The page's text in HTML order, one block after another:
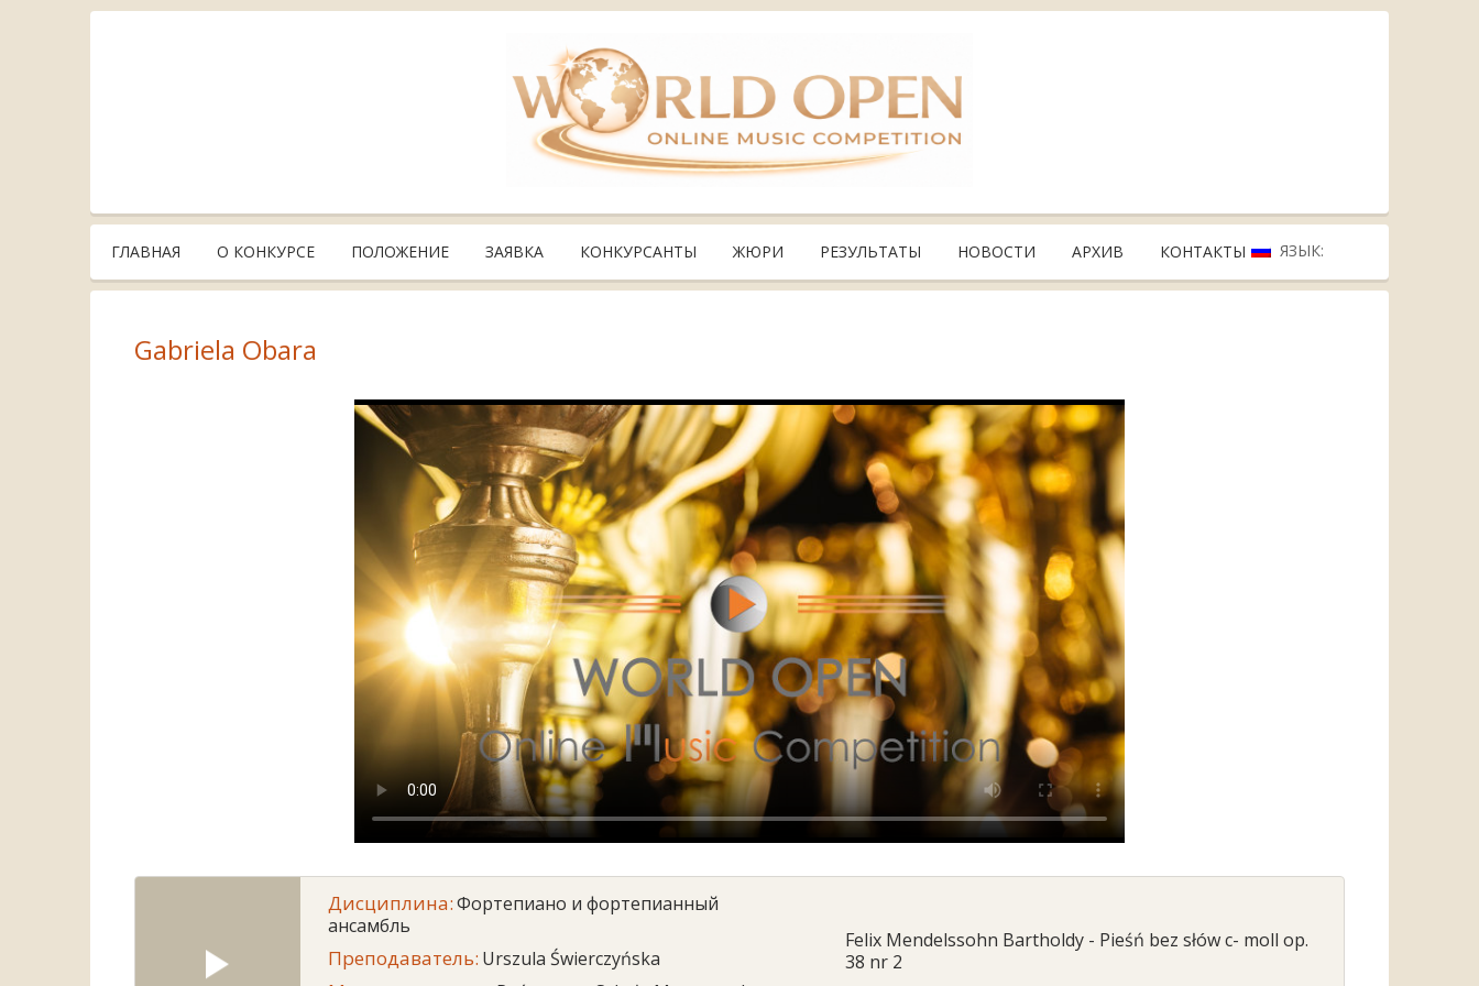
ГЛАВНАЯ О КОНКУРСЕ ПОЛОЖЕНИЕ ЗАЯВКА КОНКУРСАНТЫ ЖЮРИ РЕЗУЛЬТАТЫ НОВОСТИ АРХИВ КОНТАКТЫ ЯЗЫК:
Gabriela Obara
Дисциплина:Фортепиано и фортепианный
ансамбль
Преподаватель: Urszula Świerczyńska
Felix Mendelssohn Bartholdy - Pieśń bez słów c- moll op.
38 nr 2